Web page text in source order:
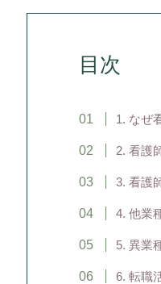
目次
1. なぜ
2. 看護
3. 看護
4. 他業
5. 異業
6. 転職